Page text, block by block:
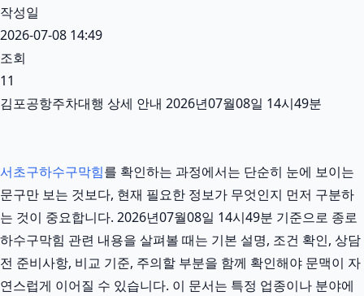
작성일
2026-07-08 14:49
조회
11
김포공항주차대행 상세 안내 2026년07월08일 14시49분
서초구하수구막힘를 확인하는 과정에서는 단순히 눈에 보이는
문구만 보는 것보다, 현재 필요한 정보가 무엇인지 먼저 구분하
는 것이 중요합니다. 2026년07월08일 14시49분 기준으로 종로
하수구막힘 관련 내용을 살펴볼 때는 기본 설명, 조건 확인, 상담
전 준비사항, 비교 기준, 주의할 부분을 함께 확인해야 문맥이 자
연스럽게 이어질 수 있습니다. 이 문서는 특정 업종이나 분야에